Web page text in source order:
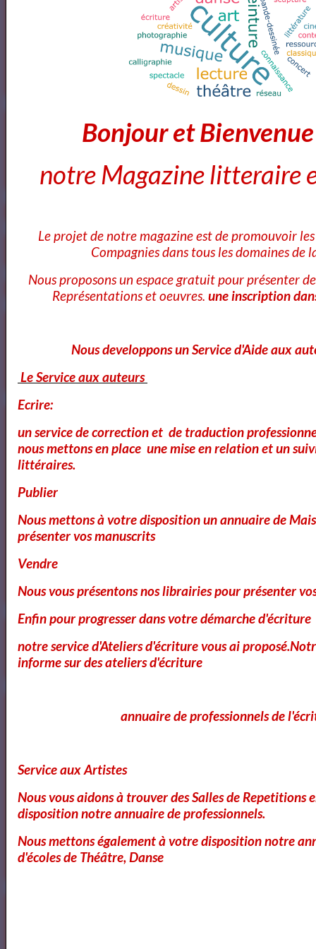
Bibliothéque Audio des livres de Théâtre 11
Bibliothéque audio Poésie 4
Notre Bibliothéque Théâtrale
<a href="http://www.artquid.com" title="ArtQuid, The Art World
Marketplace."><img style="border:1px solid #eee;"
static.imgix.net/img/logo/150/artquid_logo_150.png"
alt="ArtQuid" /></a>
Goodreads
Bonjour et
notre Magazine litteraire
Le projet de notre magazine est de promouvoir
Compagnies dans tous les domaines de
Nous proposons un espace gratuit pour présenter
Représentations et oeuvres. une inscription
Nous developpons un Service d'Aide aux
Le Service aux auteurs
Ecrire:
un service de correction et de traduction
nous mettons en place une mise en relation et un
littéraires.
Publier
Nous mettons à votre disposition un annuaire de
présenter vos manuscrits
Vendre
Nous vous présentons nos librairies pour présenter
Enfin pour progresser dans votre démarche d'écriture
notre service d'Ateliers d'écriture vous ai
informe sur des ateliers d'écriture
annuaire de professionnels de
Service aux Artistes
Nous vous aidons à trouver des Salles de Repetitions
disposition notre annuaire de professionnels.
Nous mettons également à votre disposition notre
d'écoles de Théâtre, Danse